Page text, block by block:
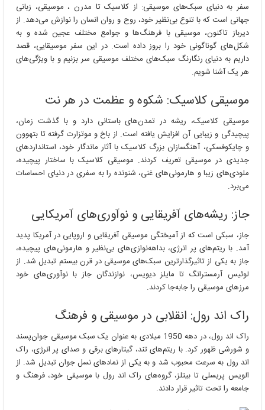
سفر به دنیای سبک‌های موسیقی: از کلاسیک تا مدرن ، موسیقی، زبانی
جهانی است که با تنوع بی‌نظیر خود، روح و روان انسان را نوازش می‌دهد. از
دیرباز تاکنون، موسیقی با فرهنگ‌ها و جوامع مختلف عجین شده و به
شکل‌های گوناگونی خود را بروز داده است. در این سفر موسیقایی، قصد
داریم به دنیای رنگارنگ سبک‌های مختلف موسیقی سر بزنیم و با ویژگی‌های
هر یک آشنا شویم.
موسیقی کلاسیک: شکوه و عظمت در هر نت
موسیقی کلاسیک، ریشه در تمدن‌های باستانی دارد و با گذشت زمان،
پیچیدگی و زیبایی آن افزایش یافته است. از باخ و موتزارت گرفته تا بتهوون
و چایکوفسکی، آهنگسازان بزرگ کلاسیک با آثار ماندگار خود، استانداردهای
جدیدی در موسیقی تعریف کردند. موسیقی کلاسیک با ساختار پیچیده،
ملودی‌های زیبا و هارمونی‌های غنی، شنونده را به سفری در دنیای احساسات
می‌برد.
جاز: ریشه‌های آفریقایی و نوآوری‌های آمریکایی
جاز، سبکی است که از آمیختگی موسیقی آفریقایی و اروپایی در آمریکا پدید
آمد. با ریتم‌های پر انرژی، بداهه‌نوازی‌های بی‌نظیر و هارمونی‌های پیچیده،
جاز به یکی از تاثیرگذارترین سبک‌های موسیقی در قرن بیستم تبدیل شد. از
لوئیس آرمسترانگ تا مایلز دیویس، نوازندگان جاز با نوآوری‌های خود
مرزهای موسیقی را جابه‌جا کردند.
راک اند رول: انقلابی در موسیقی و فرهنگ
راک اند رول، در دهه 1950 میلادی به عنوان یک سبک موسیقی جوان‌پسند
و شورشی ظهور کرد. با ریتم‌های تند، گیتارهای برقی و صدای پر انرژی، راک
اند رول به سرعت محبوب شد و به یکی از نمادهای نسل جوان تبدیل شد. از
الویس پریسلی تا بیتلز، گروه‌های راک اند رول با موسیقی خود، فرهنگ و
جامعه را تحت تاثیر قرار دادند.